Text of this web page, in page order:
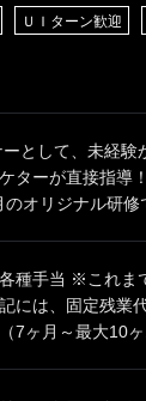
ＵＩターン歓迎
として、未経験
ーが直接指導
オリジナル研修
種手当 ※これま
には、固定残業
7ヶ月～最大10